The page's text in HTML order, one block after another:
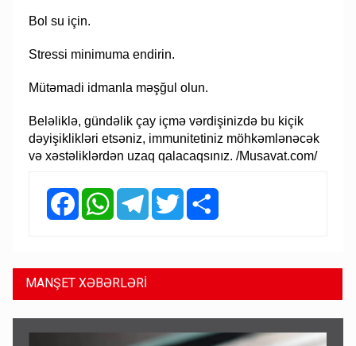
Bol su için.
Stressi minimuma endirin.
Mütəmadi idmanla məşğul olun.
Beləliklə, gündəlik çay içmə vərdişinizdə bu kiçik
dəyişiklikləri etsəniz, immunitetiniz möhkəmlənəcək
və xəstəliklərdən uzaq qalacaqsınız. /Musavat.com/
FacebookWhatsAppTelegramTwitter
MANŞET XƏBƏRLƏRİ